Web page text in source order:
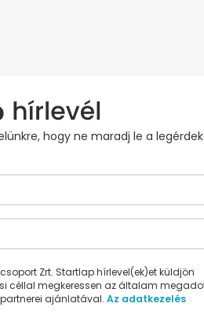
hogy ne maradj le a
Zrt. Startlap hírlevel(ek)et küldjön
céllal megkeressen az általam
ajánlatával. Az adatkezelés